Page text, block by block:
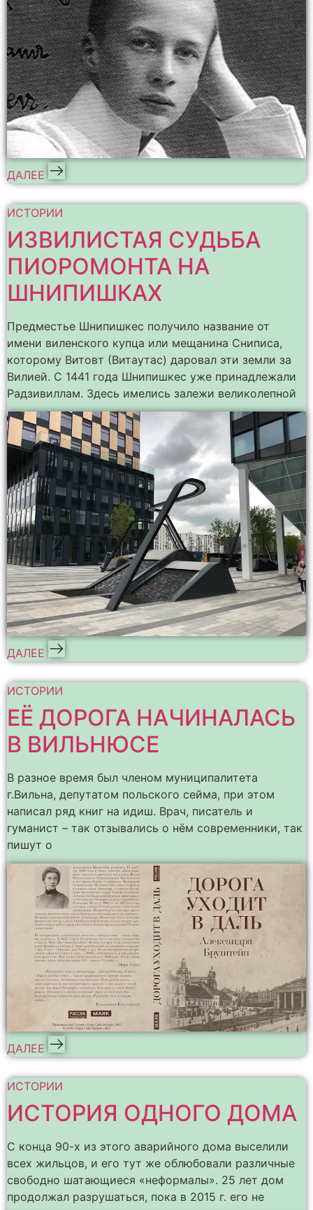
ДАЛЕЕ
ИСТОРИИ
ИЗВИЛИСТАЯ СУДЬБА
ПИОРОМОНТА НА
ШНИПИШКАХ
Предместье Шнипишкес получило название от
имени виленского купца или мещанина Сниписа,
которому Витовт (Витаутас) даровал эти земли за
Вилией. С 1441 года Шнипишкес уже принадлежали
Радзивиллам. Здесь имелись залежи великолепной
ДАЛЕЕ
ИСТОРИИ
ЕЁ ДОРОГА НАЧИНАЛАСЬ
В ВИЛЬНЮСЕ
В разное время был членом муниципалитета
г.Вильна, депутатом польского сейма, при этом
написал ряд книг на идиш. Врач, писатель и
гуманист – так отзывались о нём современники, так
пишут о
ДАЛЕЕ
ИСТОРИИ
ИСТОРИЯ ОДНОГО ДОМА
С конца 90-х из этого аварийного дома выселили
всех жильцов, и его тут же облюбовали различные
свободно шатающиеся «неформалы». 25 лет дом
продолжал разрушаться, пока в 2015 г. его не